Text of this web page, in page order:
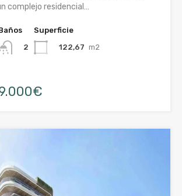
complejo residencial…
2
Superficie
122,67 m2